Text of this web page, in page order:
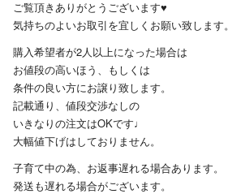
ご覧頂きありがとうございます♥︎
気持ちのよいお取引を宜しくお願い致します。
購入希望者が2人以上になった場合は
お値段の高いほう、もしくは
条件の良い方にお譲り致します。
記載通り、値段交渉なしの
いきなりの注文はOKです♩
大幅値下げはしておりません。
子育て中の為、お返事遅れる場合あります。
発送も遅れる場合がございます。